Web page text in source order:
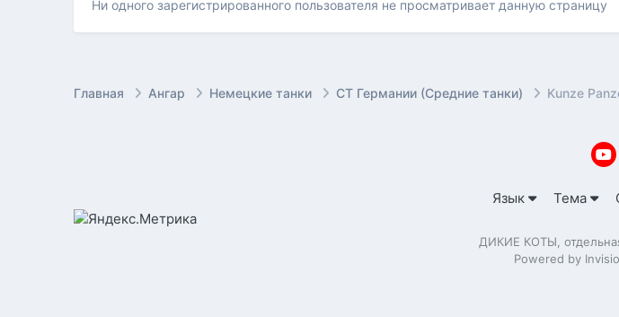
Ни одного зарегистрированного пользователя не просматривает данную страницу
Главная Ангар Немецкие танки СТ Германии (Средние танки) Kunze
Язык Тема
ДИКИЕ КОТЫ,
Powered by